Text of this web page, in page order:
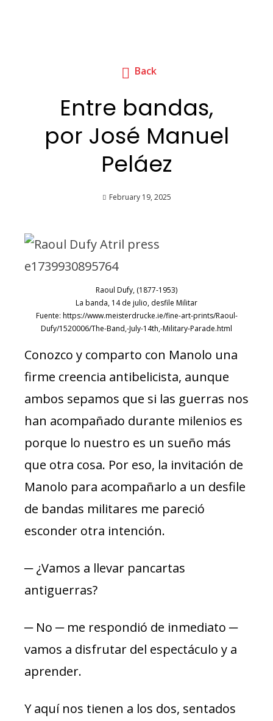
Back
Entre bandas,
por José Manuel
Peláez
February 19, 2025
Raoul Dufy, (1877-1953)
La banda, 14 de julio, desfile Militar
Fuente: https://www.meisterdrucke.ie/fine-art-prints/Raoul-
Dufy/1520006/The-Band,-July-14th,-Military-Parade.html
Conozco y comparto con Manolo una
firme creencia antibelicista, aunque
ambos sepamos que si las guerras nos
han acompañado durante milenios es
porque lo nuestro es un sueño más
que otra cosa. Por eso, la invitación de
Manolo para acompañarlo a un desfile
de bandas militares me pareció
esconder otra intención.
─ ¿Vamos a llevar pancartas
antiguerras?
─ No ─ me respondió de inmediato ─
vamos a disfrutar del espectáculo y a
aprender.
Y aquí nos tienen a los dos, sentados